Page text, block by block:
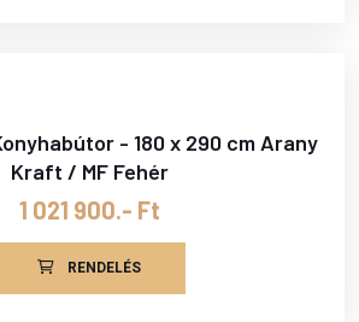
- 180 x 290 cm Arany
Kraft / MF Fehér
1 021 900.- Ft
RENDELÉS